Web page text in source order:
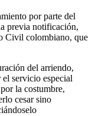
por parte del
previa notificación,
Civil colombiano, que
del arriendo,
servicio especial
la costumbre,
cesar sino